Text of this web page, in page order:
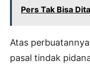
Pers Tak Bisa
Atas
pasal tindak